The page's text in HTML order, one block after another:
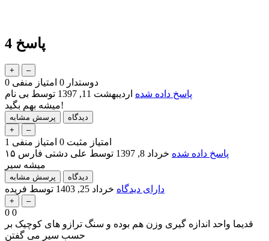
4 پاسخ
0 دوستدار 0 امتیاز منفی
پاسخ داده شده اردیبهشت 11, 1397 توسط بی نام
میشه بهم بگید!
1 امتیاز مثبت 0 امتیاز منفی
پاسخ داده شده خرداد 8, 1397 توسط علی دشتی فارس ۱۵
میشه سیر
دارای دیدگاه خرداد 25, 1403 توسط فریده
0 0
قدیما واحد اندازه گیری وزن هم بوده و سنگ ترازو های کوچیک بر
حسب سیر می گفتن